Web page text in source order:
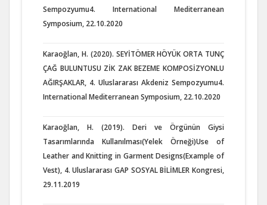
Sempozyumu4. International Mediterranean
Symposium, 22.10.2020
Karaoğlan, H. (2020). SEYİTÖMER HÖYÜK ORTA TUNÇ
ÇAĞ BULUNTUSU ZİK ZAK BEZEME KOMPOSİZYONLU
AĞIRŞAKLAR, 4. Uluslararası Akdeniz Sempozyumu4.
International Mediterranean Symposium, 22.10.2020
Karaoğlan, H. (2019). Deri ve Örgünün Giysi
Tasarımlarında Kullanılması(Yelek Örneği)Use of
Leather and Knitting in Garment Designs(Example of
Vest), 4. Uluslararası GAP SOSYAL BİLİMLER Kongresi,
29.11.2019